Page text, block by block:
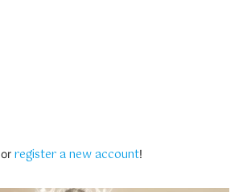
orregister a new account!